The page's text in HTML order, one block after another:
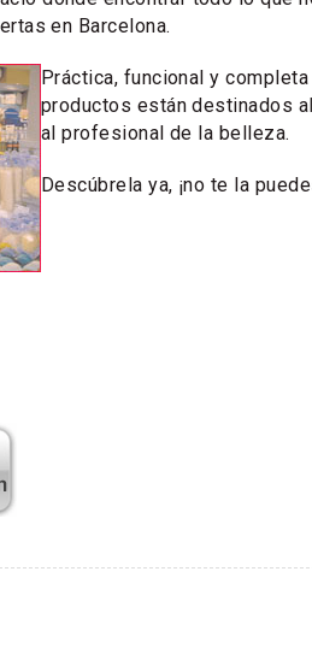
en Barcelona.
Práctica, funcional y
productos están destinados
al profesional de la belleza.
Descúbrela ya, ¡no te la